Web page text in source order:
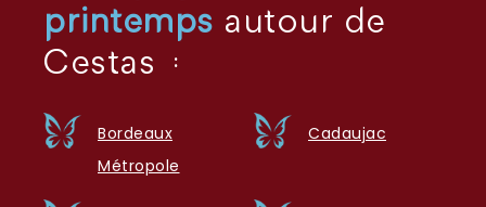
printemps autour de
Cestas :
Bordeaux
Métropole
Cadaujac